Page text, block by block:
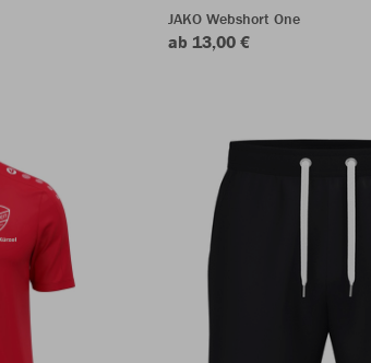
JAKO Webshort One
ab 13,00 €